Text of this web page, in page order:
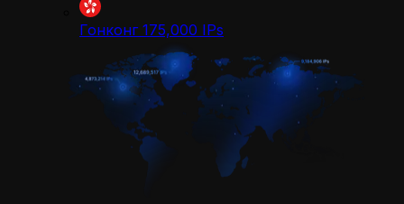
Гонконг 175,000 IPs